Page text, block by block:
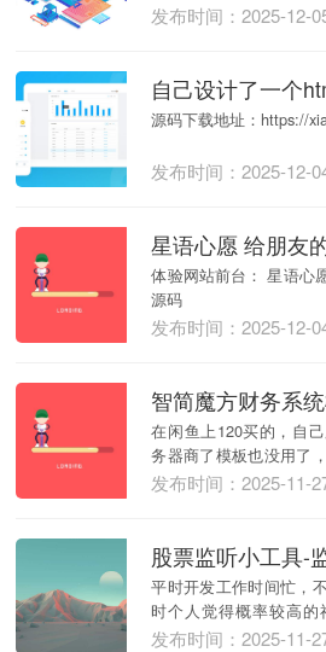
发布时间：2025-12-
自己设计了一个
源码下载地址：https://
发布时间：2025-12-
体验网站前台： 星语心愿 给朋友的悄悄话 带后台 附
源码
发布时间：2025-12-
智简魔方财务系
在闲鱼上120买的，自
务器商了模板也没用了
行们...
发布时间：2025-11-
平时开发工作时间忙，
时个人觉得概率较高
醒。 核...
发布时间：2025-11-